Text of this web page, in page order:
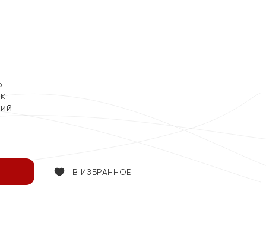
В ИЗБРАННОЕ